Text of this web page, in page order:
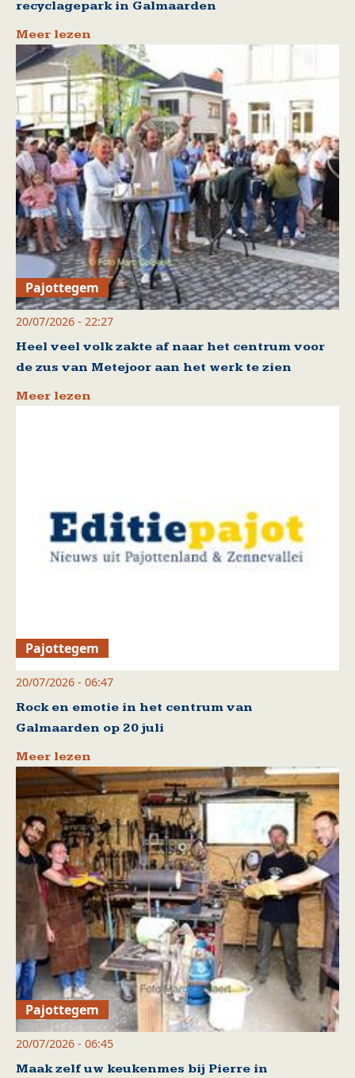
recyclagepark in Galmaarden
Meer lezen
Pajottegem
20/07/2026 - 22:27
Heel veel volk zakte af naar het centrum voor
de zus van Metejoor aan het werk te zien
Meer lezen
Pajottegem
20/07/2026 - 06:47
Rock en emotie in het centrum van
Galmaarden op 20 juli
Meer lezen
Pajottegem
20/07/2026 - 06:45
Maak zelf uw keukenmes bij Pierre in